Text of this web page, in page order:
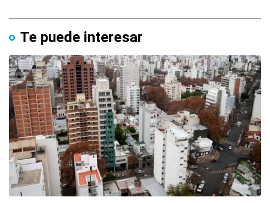
Te puede interesar